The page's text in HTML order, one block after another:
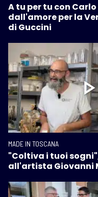
A tu per tu con
dall'amore per la
di Guccini
MADE IN TOSCANA
"Coltiva i tuoi
all'artista Giovanni